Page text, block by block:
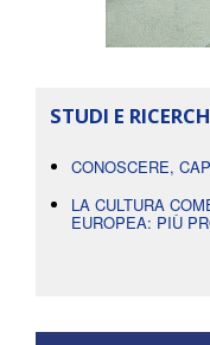
STUDI E
CONOSCERE,
LA CULTURA
EUROPEA: PIÙ